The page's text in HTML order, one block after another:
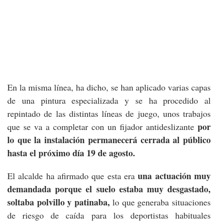
En la misma línea, ha dicho, se han aplicado varias capas
de una pintura especializada y se ha procedido al
repintado de las distintas líneas de juego, unos trabajos
que se va a completar con un fijador antideslizante por
lo que la instalación permanecerá cerrada al público
hasta el próximo día 19 de agosto.
El alcalde ha afirmado que esta erauna actuación muy
demandada porque el suelo estaba muy desgastado,
soltaba polvillo y patinaba, lo que generaba situaciones
de riesgo de caída para los deportistas habituales